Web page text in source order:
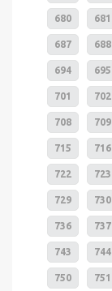
680 681
687 688
694 695
701 702
708 709
715 716
722 723
729 730
736 737
743 744
750 751